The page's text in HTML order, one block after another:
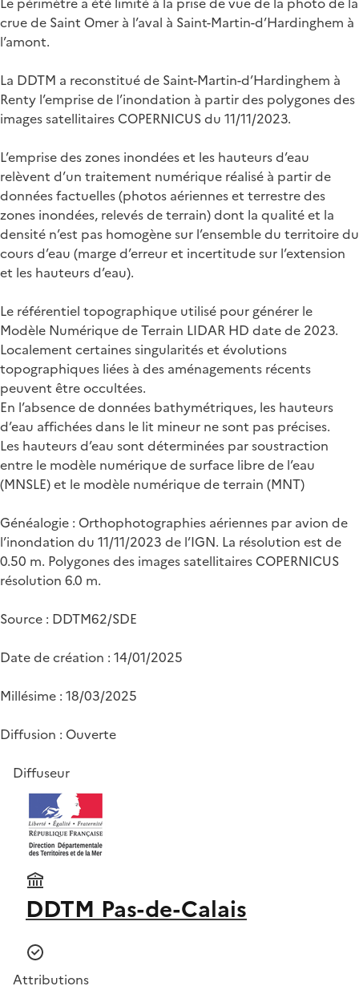
crue de Saint Omer à l’aval à Saint-Martin-d’Hardinghem à
l’amont.
La DDTM a reconstitué de Saint-Martin-d’Hardinghem à
Renty l’emprise de l’inondation à partir des polygones des
images satellitaires COPERNICUS du 11/11/2023.
L’emprise des zones inondées et les hauteurs d’eau
relèvent d’un traitement numérique réalisé à partir de
données factuelles (photos aériennes et terrestre des
zones inondées, relevés de terrain) dont la qualité et la
densité n’est pas homogène sur l’ensemble du territoire du
cours d’eau (marge d’erreur et incertitude sur l’extension
et les hauteurs d’eau).
Le référentiel topographique utilisé pour générer le
Modèle Numérique de Terrain LIDAR HD date de 2023.
Localement certaines singularités et évolutions
topographiques liées à des aménagements récents
peuvent être occultées.
En l’absence de données bathymétriques, les hauteurs
d’eau affichées dans le lit mineur ne sont pas précises.
Les hauteurs d’eau sont déterminées par soustraction
entre le modèle numérique de surface libre de l’eau
(MNSLE) et le modèle numérique de terrain (MNT)
Généalogie : Orthophotographies aériennes par avion de
l’inondation du 11/11/2023 de l’IGN. La résolution est de
0.50 m. Polygones des images satellitaires COPERNICUS
résolution 6.0 m.
Source : DDTM62/SDE
Date de création : 14/01/2025
Millésime : 18/03/2025
Diffusion : Ouverte
Diffuseur
DDTM Pas-de-Calais
Attributions